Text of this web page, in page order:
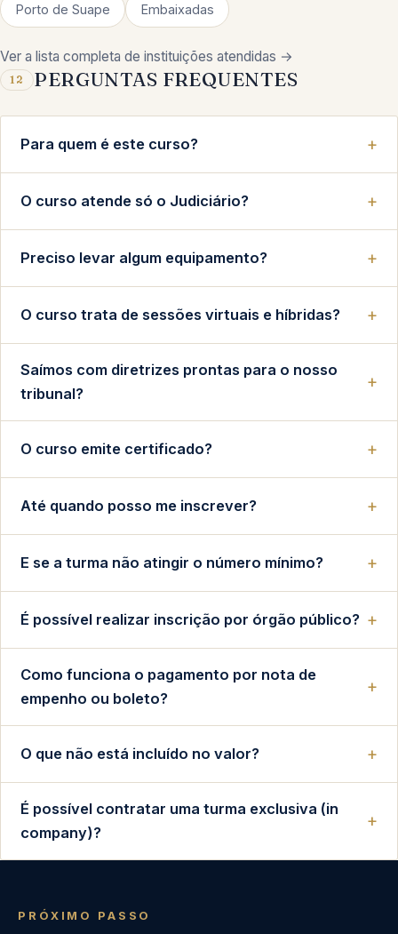
Porto de Suape Embaixadas
Ver a lista completa de instituições atendidas →
12 PERGUNTAS FREQUENTES
Para quem é este curso?
O curso atende só o Judiciário?
Preciso levar algum equipamento?
O curso trata de sessões virtuais e híbridas?
Saímos com diretrizes prontas para o nosso
tribunal?
O curso emite certificado?
Até quando posso me inscrever?
E se a turma não atingir o número mínimo?
É possível realizar inscrição por órgão público?
Como funciona o pagamento por nota de
empenho ou boleto?
O que não está incluído no valor?
É possível contratar uma turma exclusiva (in
company)?
PRÓXIMO PASSO